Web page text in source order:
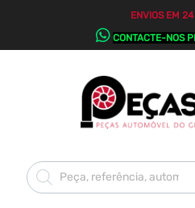
ENVIOS EM
CONTACTE-NOS